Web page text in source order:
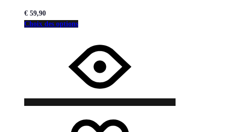
€ 59,90
Choix des options